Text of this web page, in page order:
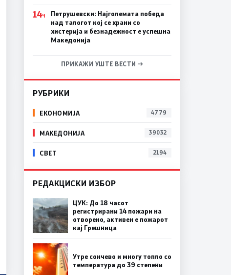
14Ч
Петрушевски: Најголемата победа
над талогот кој се храни со
хистерија и безнадежност е успешна
Македонија
ПРИКАЖИ УШТЕ ВЕСТИ →
РУБРИКИ
ЕКОНОМИЈА 4779
МАКЕДОНИЈА 39032
СВЕТ 2194
РЕДАКЦИСКИ ИЗБОР
ЦУК: До 18 часот
регистрирани 14 пожари на
отворено, активен е пожарот
кај Грешница
Утре сончево и многу топло со
температура до 39 степени